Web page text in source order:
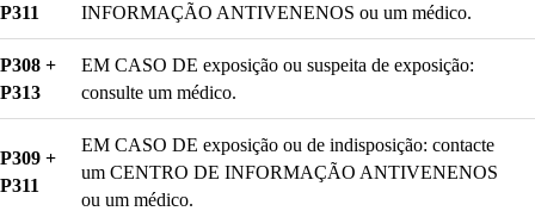
P311
INFORMAÇÃO ANTIVENENOS ou um médico.
P308 +
P313
EM CASO DE exposição ou suspeita de exposição:
consulte um médico.
P309 +
P311
EM CASO DE exposição ou de indisposição: contacte
um CENTRO DE INFORMAÇÃO ANTIVENENOS
ou um médico.